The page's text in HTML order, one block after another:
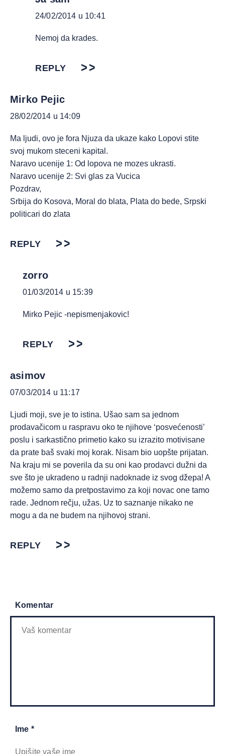
24/02/2014 u 10:41
Nemoj da krades.
REPLY
Mirko Pejic
28/02/2014 u 14:09
Ma ljudi, ovo je fora Njuza da ukaze kako Lopovi stite
svoj mukom steceni kapital.
Naravo ucenije 1: Od lopova ne mozes ukrasti.
Naravo ucenije 2: Svi glas za Vucica
Pozdrav,
Srbija do Kosova, Moral do blata, Plata do bede, Srpski
politicari do zlata
REPLY
zorro
01/03/2014 u 15:39
Mirko Pejic -nepismenjakovic!
REPLY
asimov
07/03/2014 u 11:17
Ljudi moji, sve je to istina. Ušao sam sa jednom
prodavačicom u raspravu oko te njihove ‘posvećenosti’
poslu i sarkastično primetio kako su izrazito motivisane
da prate baš svaki moj korak. Nisam bio uopšte prijatan.
Na kraju mi se poverila da su oni kao prodavci dužni da
sve što je ukradeno u radnji nadoknade iz svog džepa! A
možemo samo da pretpostavimo za koji novac one tamo
rade. Jednom rečju, užas. Uz to saznanje nikako ne
mogu a da ne budem na njihovoj strani.
REPLY
Komentar
Ime *